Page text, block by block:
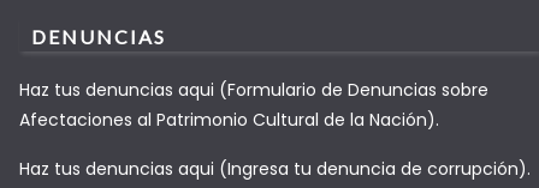
DENUNCIAS
Haz tus denuncias aqui (Formulario de Denuncias sobre
Afectaciones al Patrimonio Cultural de la Nación).
Haz tus denuncias aqui (Ingresa tu denuncia de corrupción).